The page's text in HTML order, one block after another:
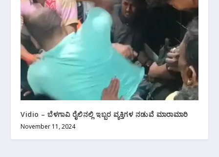
Vidio – ಬೆಳಗಾವಿ ರೈಲಿನಲ್ಲಿ ಇಬ್ಬರ ವ್ಯಕ್ತಿಗಳ ನಡುವೆ ಮಾರಾಮಾರಿ
November 11, 2024